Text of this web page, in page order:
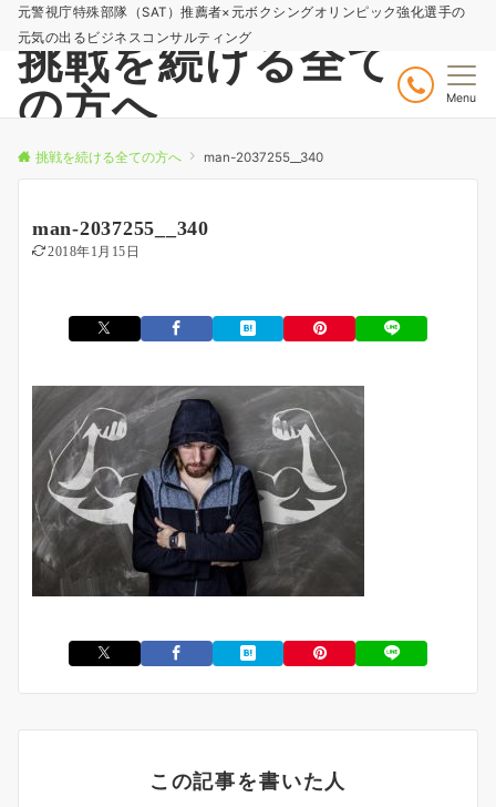
元警視庁特殊部隊（SAT）推薦者×元ボクシングオリンピック強化選手の
元気の出るビジネスコンサルティング
挑戦を続ける全て
の方へ
Menu
挑戦を続ける全ての方へ man-2037255__340
man-2037255__340
2018年1月15日
この記事を書いた人